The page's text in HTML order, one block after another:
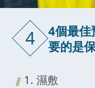
4
4個最佳
要的是
1. 濕敷